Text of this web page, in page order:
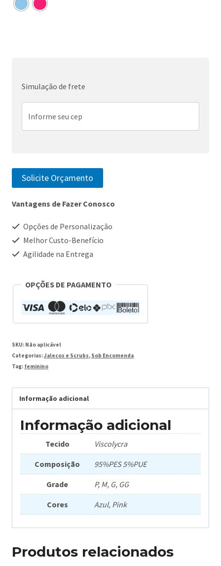
Simulação de frete
Solicite Orçamento
Vantagens de Fazer Conosco
Opções de Personalização
Melhor Custo-Benefício
Agilidade na Entrega
OPÇÕES DE PAGAMENTO
SKU: Não aplicável
Categorias:Jalecos e Scrubs, Sob Encomenda
Tag: feminino
Informação adicional
Informação adicional
Tecido Viscolycra
Composição 95%PES 5%PUE
Grade P, M, G, GG
Cores Azul, Pink
Produtos relacionados